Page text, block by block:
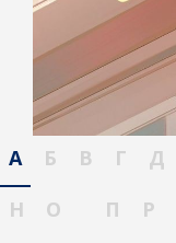
А Б В Г Д
Н
О П Р